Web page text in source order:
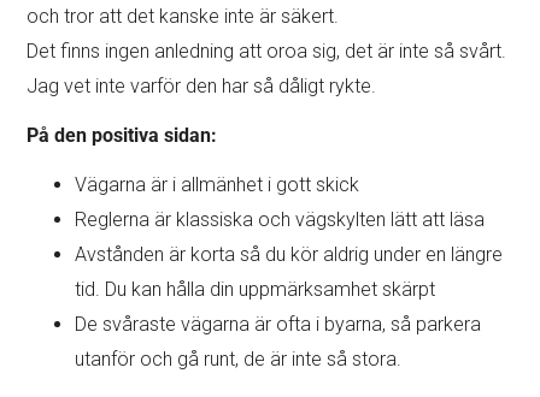
och tror att det kanske inte är säkert.
Det finns ingen anledning att oroa sig, det är inte så svårt.
Jag vet inte varför den har så dåligt rykte.
På den positiva sidan:
Vägarna är i allmänhet i gott skick
Reglerna är klassiska och vägskylten lätt att läsa
Avstånden är korta så du kör aldrig under en längre
tid. Du kan hålla din uppmärksamhet skärpt
De svåraste vägarna är ofta i byarna, så parkera
utanför och gå runt, de är inte så stora.